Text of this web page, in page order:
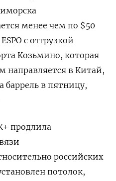
менее чем по $50
с отгрузкой
Козьмино, которая
направляется в Китай,
баррель в пятницу,
продлила
российских
потолок,